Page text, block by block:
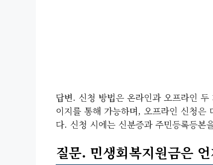
답변. 신청 방법은 온라인과 오프라인
이지를 통해 가능하며, 오프라인 신청은
다. 신청 시에는 신분증과 주민등록등본
질문. 민생회복지원금은